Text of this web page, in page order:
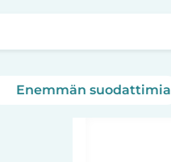
Enemmän suodattimia